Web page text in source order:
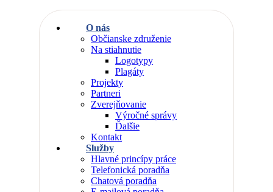
O nás
Občianske združenie
Na stiahnutie
Logotypy
Plagáty
Projekty
Partneri
Zverejňovanie
Výročné správy
Ďalšie
Kontakt
Služby
Hlavné princípy práce
Telefonická poradňa
Chatová poradňa